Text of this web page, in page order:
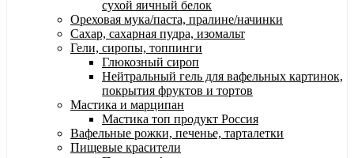
сухой яичный белок
Ореховая мука/паста, пралине/начинки
Сахар, сахарная пудра, изомальт
Гели, сиропы, топпинги
Глюкозный сироп
Нейтральный гель для вафельных картинок,
покрытия фруктов и тортов
Мастика и марципан
Мастика топ продукт Россия
Вафельные рожки, печенье, тарталетки
Пищевые красители